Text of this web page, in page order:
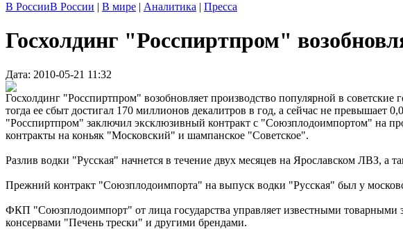
В РоссииВ России | В мире | Аналитика | Пресса
Госхолдинг "Росспиртпром"
Дата: 2010-05-21 11:32
Госхолдинг "Росспиртпром" возобновляет производство популярной в
тогда ее сбыт достигал 170 миллионов декалитров в год, а сейчас не превышает
"Росспиртпром" заключил эксклюзивный контракт с "Союзплодоимпортом" на
контракты на коньяк "Московский" и шампанское "Советское".
Разлив водки "Русская" начнется в течение двух месяцев на Ярославском ЛВЗ, а
Прежний контракт "Союзплодоимпорта" на выпуск водки "Русская" был у
ФКП "Союзплодоимпорт" от лица государства управляет известными
консервами "Печень трески" и другими брендами.